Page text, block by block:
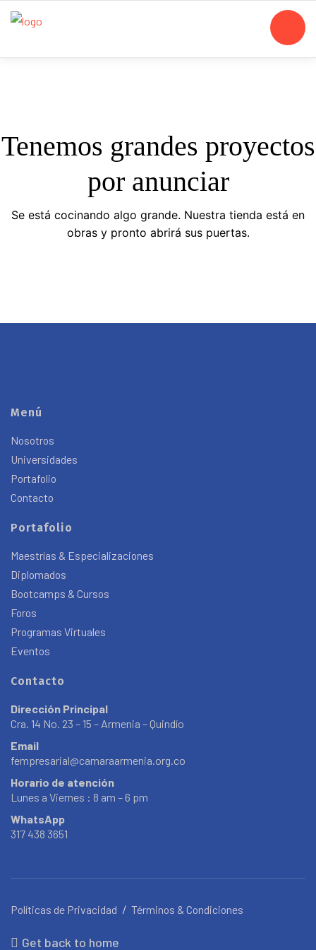
Tenemos grandes proyectos
por anunciar
Se está cocinando algo grande. Nuestra tienda está en
obras y pronto abrirá sus puertas.
Menú
Nosotros
Universidades
Portafolio
Contacto
Portafolio
Maestrías & Especializaciones
Diplomados
Bootcamps & Cursos
Foros
Programas Virtuales
Eventos
Contacto
Dirección Principal
Cra. 14 No. 23 – 15 – Armenia – Quindío
Email
fempresarial@camaraarmenia.org.co
Horario de atención
Lunes a Viernes : 8 am – 6 pm
WhatsApp
317 438 3651
Políticas de Privacidad Términos & Condiciones
Get back to home